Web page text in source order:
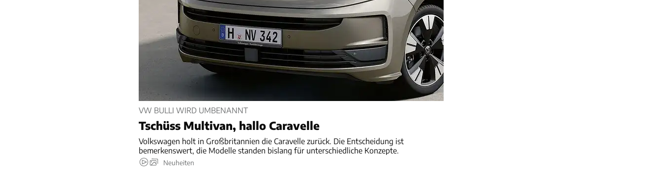
VW BULLI WIRD UMBENANNT
Tschüss Multivan, hallo Caravelle
Volkswagen holt in Großbritannien die Caravelle zurück. Die Entscheidung ist
bemerkenswert, die Modelle standen bislang für unterschiedliche Konzepte.
Neuheiten